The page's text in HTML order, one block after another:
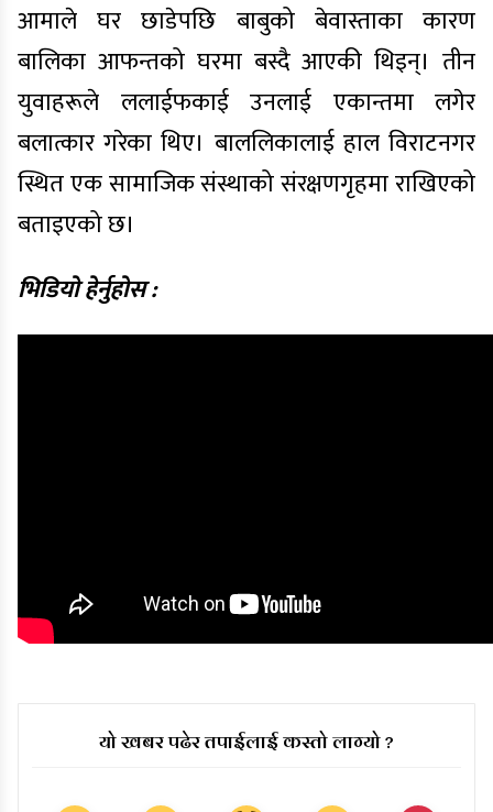
आमाले घर छाडेपछि बाबुको बेवास्ताका कारण
बालिका आफन्तको घरमा बस्दै आएकी थिइन्। तीन
युवाहरूले ललाईफकाई उनलाई एकान्तमा लगेर
बलात्कार गरेका थिए। बाललिकालाई हाल विराटनगर
स्थित एक सामाजिक संस्थाको संरक्षणगृहमा राखिएको
बताइएको छ।
भिडियो हेर्नुहोस :
यो खबर पढेर तपाईलाई कस्तो लाग्यो ?